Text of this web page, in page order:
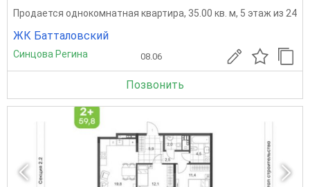
Продается однокомнатная квартира, 35.00 кв. м, 5 этаж из 24
ЖК Батталовский
Синцова Регина 08.06
Позвонить